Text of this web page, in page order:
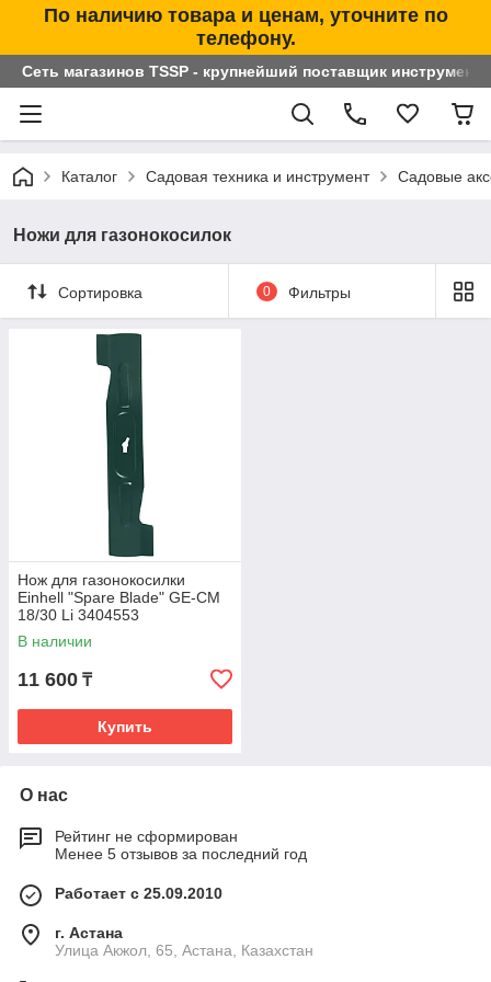
По наличию товара и ценам, уточните по
телефону.
Сеть магазинов TSSP - крупнейший поставщик
Каталог Садовая техника и инструмент Садовые
Ножи для газонокосилок
Сортировка 0 Фильтры
Нож для газонокосилки
Einhell "Spare Blade" GE-CM
18/30 Li 3404553
В наличии
11 600 ₸
Купить
О нас
Рейтинг не сформирован
Менее 5 отзывов за последний год
Работает с 25.09.2010
г. Астана
Улица Акжол, 65, Астана, Казахстан